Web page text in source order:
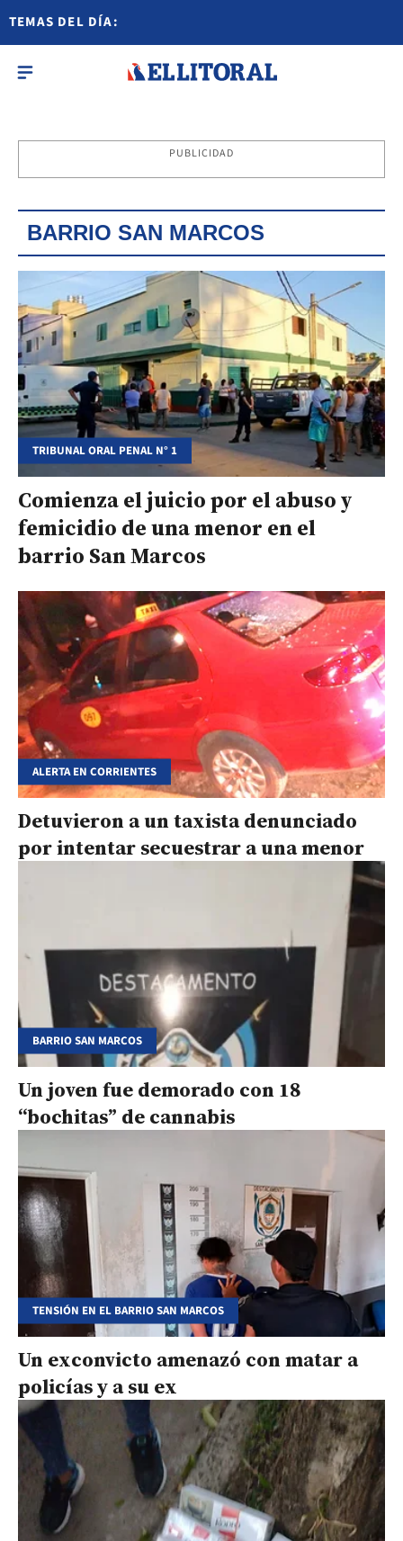
TEMAS DEL DÍA:
PUBLICIDAD
BARRIO SAN MARCOS
TRIBUNAL ORAL PENAL N° 1
Comienza el juicio por el abuso y
femicidio de una menor en el
barrio San Marcos
ALERTA EN CORRIENTES
Detuvieron a un taxista denunciado
por intentar secuestrar a una menor
BARRIO SAN MARCOS
Un joven fue demorado con 18
“bochitas” de cannabis
TENSIÓN EN EL BARRIO SAN MARCOS
Un exconvicto amenazó con matar a
policías y a su ex